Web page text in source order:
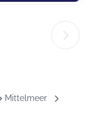
Mittelmeer